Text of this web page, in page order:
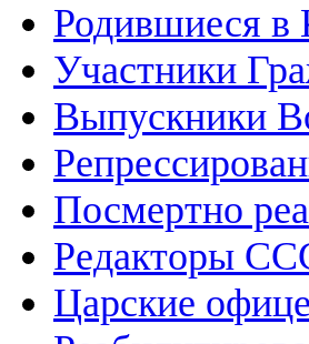
Родившиеся в
Участники
Выпускники
Посмертно
Редакторы
Царские